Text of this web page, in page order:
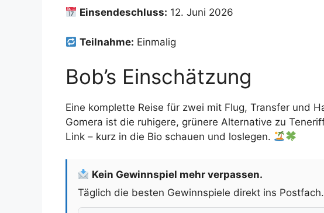
Einsendeschluss: 12. Juni 2026
Teilnahme: Einmalig
Bob’s Einschätzung
Eine komplette Reise für zwei mit Flug, Transfer und
Gomera ist die ruhigere, grünere Alternative zu
Link – kurz in die Bio schauen und loslegen.
Kein Gewinnspiel mehr verpassen.
Täglich die besten Gewinnspiele direkt ins Postfach.